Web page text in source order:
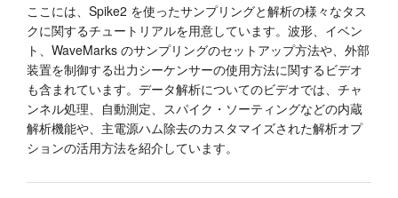
ここには、Spike2 を使ったサンプリングと解析の様々なタス
クに関するチュートリアルを用意しています。波形、イベン
ト、WaveMarks のサンプリングのセットアップ方法や、外部
装置を制御する出力シーケンサーの使用方法に関するビデオ
も含まれています。データ解析についてのビデオでは、チャ
ンネル処理、自動測定、スパイク・ソーティングなどの内蔵
解析機能や、主電源ハム除去のカスタマイズされた解析オプ
ションの活用方法を紹介しています。